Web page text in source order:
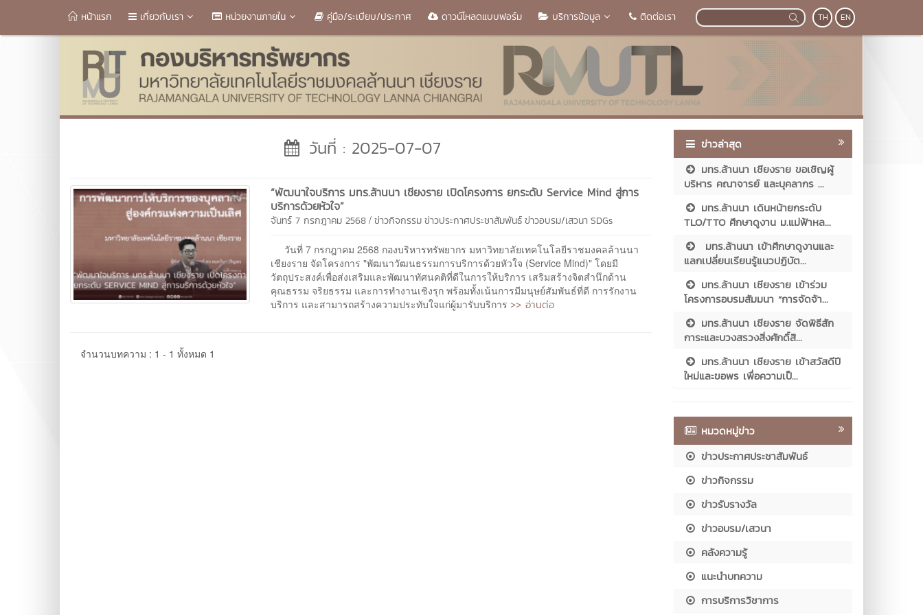
หน้าแรก เกี่ยวกับเรา หน่วยงานภายใน คู่มือ/ระเบียบ/ประกาศ ดาวน์โหลดแบบฟอร์ม บริการข้อมูล ติดต่อเรา TH EN
วันที่ : 2025-07-07
“พัฒนาใจบริการ มทร.ล้านนา เชียงราย เปิดโครงการ ยกระดับ Service Mind สู่การ
บริการด้วยหัวใจ”
จันทร์ 7 กรกฎาคม 2568 /ข่าวกิจกรรม ข่าวประกาศประชาสัมพันธ์ ข่าวอบรม/เสวนา SDGs
วันที่ 7 กรกฎาคม 2568 กองบริหารทรัพยากร มหาวิทยาลัยเทคโนโลยีราชมงคลล้านนา
เชียงราย จัดโครงการ "พัฒนาวัฒนธรรมการบริการด้วยหัวใจ (Service Mind)" โดยมี
วัตถุประสงค์เพื่อส่งเสริมและพัฒนาทัศนคติที่ดีในการให้บริการ เสริมสร้างจิตสำนึกด้าน
คุณธรรม จริยธรรม และการทำงานเชิงรุก พร้อมทั้งเน้นการมีมนุษย์สัมพันธ์ที่ดี การรักงาน
บริการ และสามารถสร้างความประทับใจแก่ผู้มารับบริการ>> อ่านต่อ
จำนวนบทความ : 1 - 1 ทั้งหมด 1
ข่าวล่าสุด
มทร.ล้านนา เชียงราย ขอเชิญผู้
บริหาร คณาจารย์ และบุคลากร ...
มทร.ล้านนา เดินหน้ายกระดับ
TLO/TTO ศึกษาดูงาน ม.แม่ฟ้าหล...
มทร.ล้านนา เข้าศึกษาดูงานและ
แลกเปลี่ยนเรียนรู้แนวปฏิบัต...
มทร.ล้านนา เชียงราย เข้าร่วม
โครงการอบรมสัมมนา “การจัดจ้า...
มทร.ล้านนา เชียงราย จัดพิธีสัก
การะและบวงสรวงสิ่งศักดิ์สิ...
มทร.ล้านนา เชียงราย เข้าสวัสดีปี
ใหม่และขอพร เพื่อความเป็...
หมวดหมู่ข่าว
ข่าวประกาศประชาสัมพันธ์
ข่าวกิจกรรม
ข่าวรับรางวัล
ข่าวอบรม/เสวนา
คลังความรู้
แนะนำบทความ
การบริการวิชาการ